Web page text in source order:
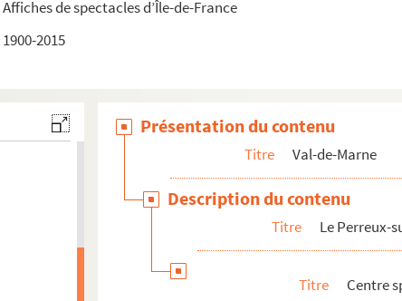
Affiches de spectacles d’Île-de-France
1900-2015
Présentation du contenu
Titre Val-de-Marne
Description du contenu
Titre Le Perreux-
Titre
Centre